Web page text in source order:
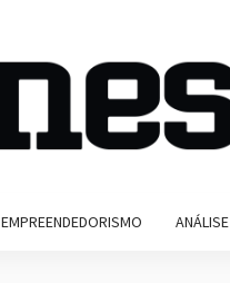
EMPREENDEDORISMO ANÁLISE